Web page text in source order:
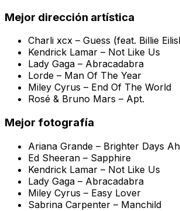
Mejor dirección artística
Charli xcx – Guess (feat. Billie
Kendrick Lamar – Not Like Us
Lady Gaga – Abracadabra
Lorde – Man Of The Year
Miley Cyrus – End Of The World
Rosé & Bruno Mars – Apt.
Mejor fotografía
Ariana Grande – Brighter Days
Ed Sheeran – Sapphire
Kendrick Lamar – Not Like Us
Lady Gaga – Abracadabra
Miley Cyrus – Easy Lover
Sabrina Carpenter – Manchild